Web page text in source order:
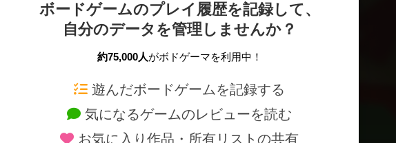
ボードゲームのプレイ履歴を記録して、
自分のデータを管理しませんか？
約75,000人がボドゲーマを利用中！
遊んだボードゲームを記録する
気になるゲームのレビューを読む
お気に入り作品・所有リストの共有
ボードゲームを検索する 新作・再入荷情報